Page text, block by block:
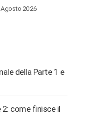
Agosto 2026
della Parte 1 e
2: come finisce il